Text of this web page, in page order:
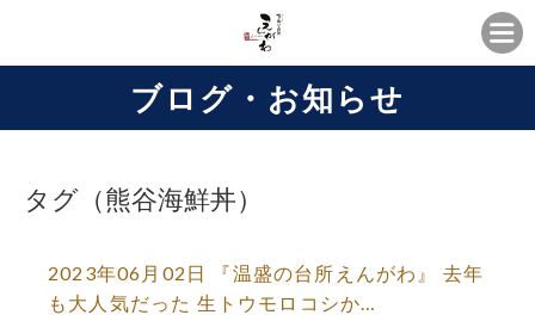
ブログ・お知らせ
タグ（熊谷海鮮丼）
2023年06月02日 『温盛の台所えんがわ』 去年
も大人気だった 生トウモロコシか…